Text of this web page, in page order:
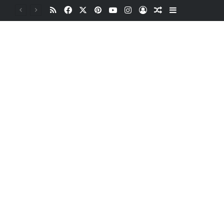
RSSFacebookPinterestYouTubeInstagramOturum aç
Rastgele Makale
Kenar